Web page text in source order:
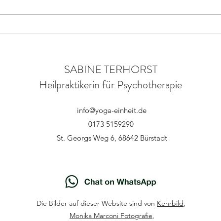
mein Pflichtbewusstsein mich dazu
SABINE TERHORST
Heilpraktikerin für Psychotherapie
info@yoga-einheit.de
0173 5159290
St. Georgs Weg 6, 68642 Bürstadt
Die Bilder auf dieser Website sind von Kehrbild,
Monika Marconi Fotografie,